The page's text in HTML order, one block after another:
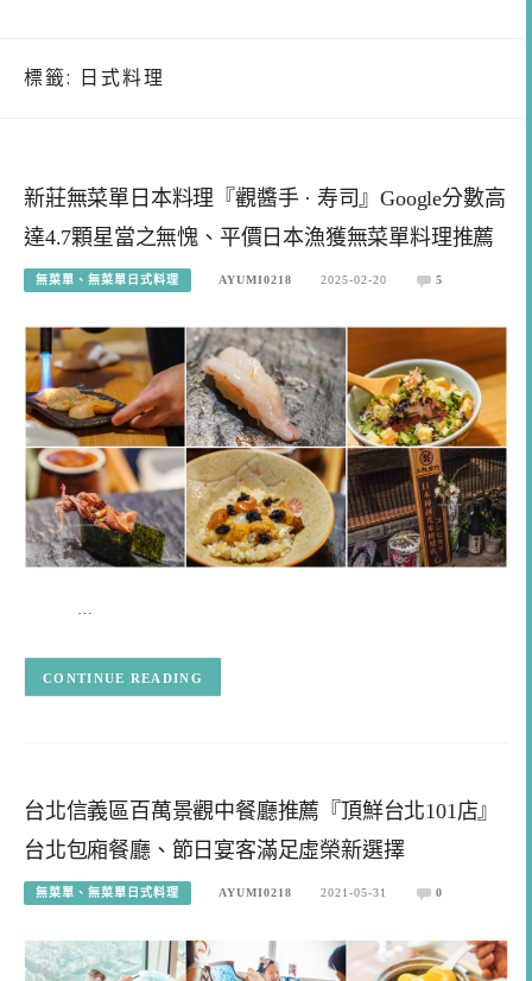
標籤: 日式料理
新莊無菜單日本料理『觀醬手 · 寿司』Google分數高
達4.7顆星當之無愧、平價日本漁獲無菜單料理推薦
無菜單、無菜單日式料理 AYUMI0218 2025-02-20 5
…
CONTINUE READING
台北信義區百萬景觀中餐廳推薦『頂鮮台北101店』
台北包廂餐廳、節日宴客滿足虛榮新選擇
無菜單、無菜單日式料理 AYUMI0218 2021-05-31 0